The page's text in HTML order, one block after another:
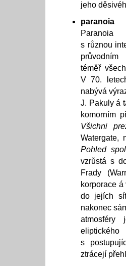
jeho
paranoia
s různou
průvodním
téměř
V 70.
nabývá
J. Pakuly á
komorním
Všichni
Watergate,
Pohled
vzrůstá s
Frady
korporace
do jejích
nakonec
atmosféry
s
ztrácejí